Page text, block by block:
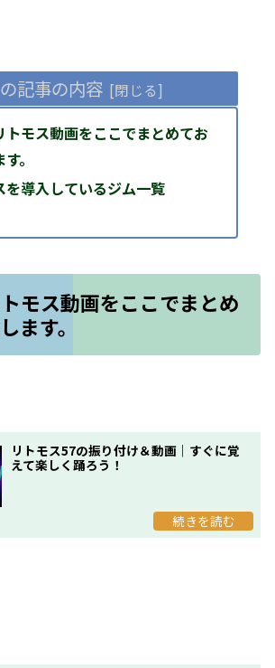
記事の内容
トモス動画をここでまとめてお
。
を導入しているジム一覧
モス動画をここでまとめ
ます。
リトモス57の振り付け＆動画｜すぐに覚
えて楽しく踊ろう！